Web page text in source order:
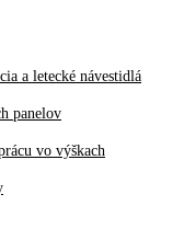
a letecké návestidlá
panelov
vo výškach